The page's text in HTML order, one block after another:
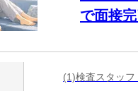
で面接
(1)検査スタッ